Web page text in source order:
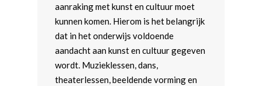
aanraking met kunst en cultuur moet
kunnen komen. Hierom is het belangrijk
dat in het onderwijs voldoende
aandacht aan kunst en cultuur gegeven
wordt. Muzieklessen, dans,
theaterlessen, beeldende vorming en